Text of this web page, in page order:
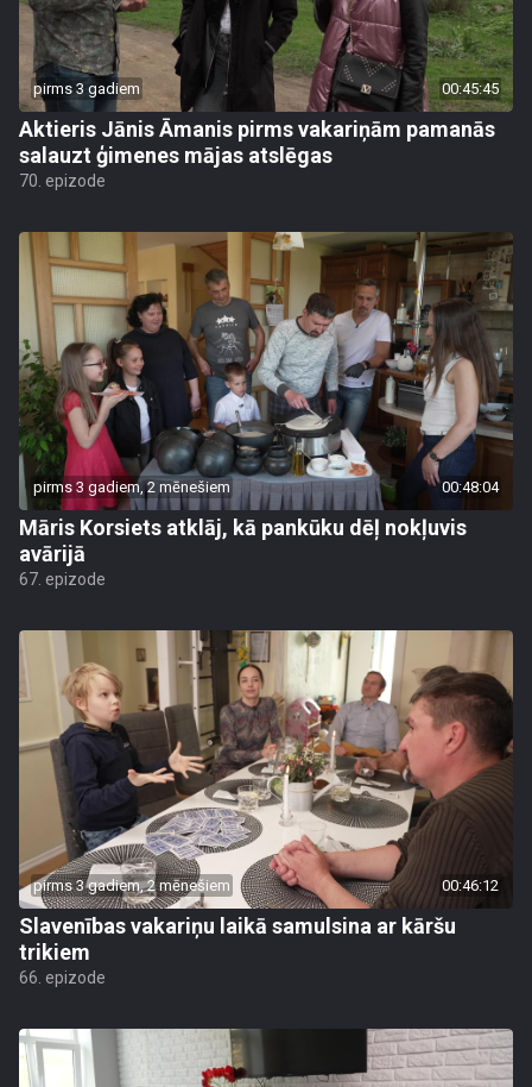
pirms 3 gadiem 00:45:45
Aktieris Jānis Āmanis pirms vakariņām pamanās
salauzt ģimenes mājas atslēgas
70. epizode
pirms 3 gadiem, 2 mēnešiem 00:48:04
Māris Korsiets atklāj, kā pankūku dēļ nokļuvis
avārijā
67. epizode
pirms 3 gadiem, 2 mēnešiem 00:46:12
Slavenības vakariņu laikā samulsina ar kāršu
trikiem
66. epizode